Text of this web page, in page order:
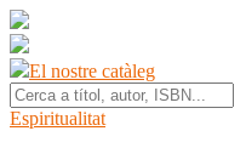
El nostre catàleg
Espiritualitat